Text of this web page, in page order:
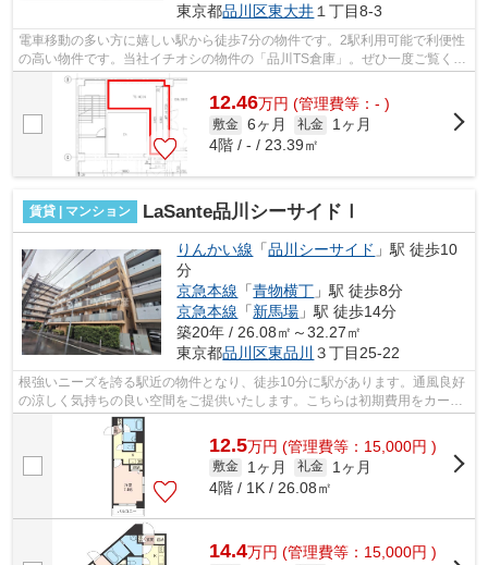
東京都品川区東大井 １丁目8‐3
電車移動の多い方に嬉しい駅から徒歩7分の物件です。2駅利用可能で利便性
の高い物件です。当社イチオシの物件の「品川TS倉庫」。ぜひ一度ご覧くだ
さい。
12.46万円 (管理費等：- )
敷金 6ヶ月 礼金
1ヶ月
4階 / - / 23.39㎡
賃貸 | マンション LaSante品川シーサイドⅠ
りんかい線 「品川シーサイド 」駅 徒歩10
分
京急本線 「青物横丁 」駅 徒歩8分
京急本線 「新馬場 」駅 徒歩14分
築20年 / 26.08㎡～32.27㎡
東京都品川区東品川 ３丁目25-22
根強いニーズを誇る駅近の物件となり、徒歩10分に駅があります。通風良好
の涼しく気持ちの良い空間をご提供いたします。こちらは初期費用をカード
でお支払いいただける物件なので、支...
12.5万円 (管理費等：15,000円 )
敷金 1ヶ月 礼金
1ヶ月
4階 / 1K / 26.08㎡
14.4万円 (管理費等：15,000円 )